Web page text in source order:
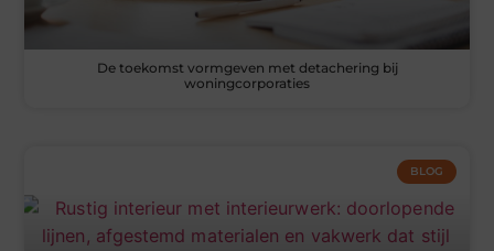
De toekomst vormgeven met detachering bij
woningcorporaties
BLOG